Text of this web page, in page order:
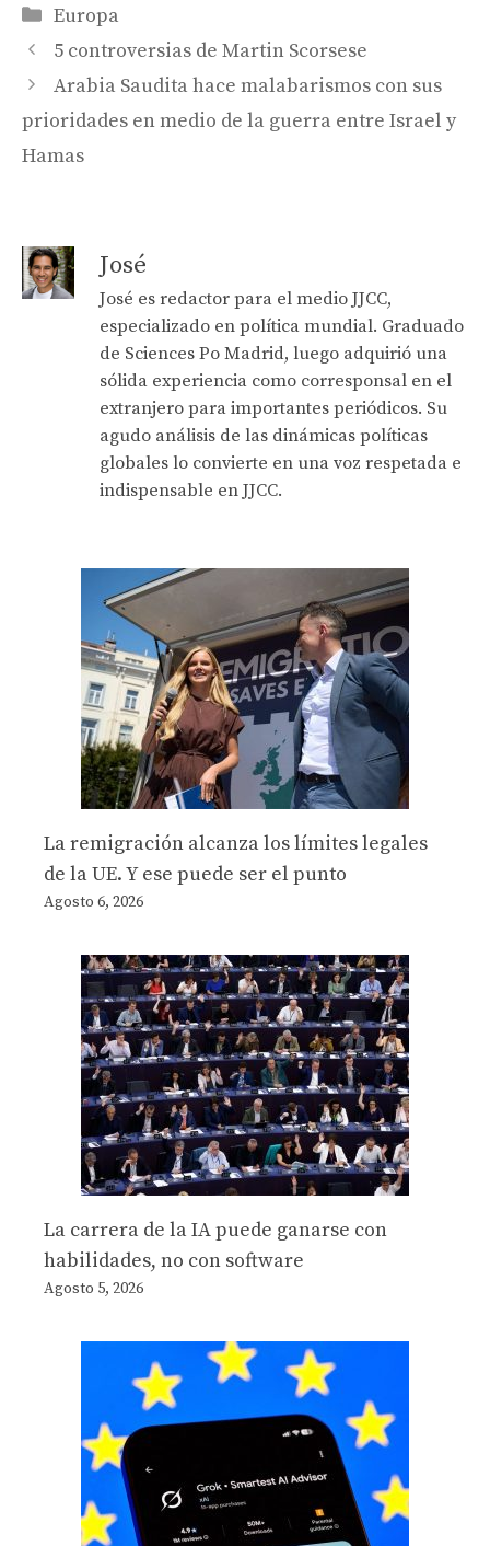
Categories
Europa
5 controversias de Martin Scorsese
Arabia Saudita hace malabarismos con sus
prioridades en medio de la guerra entre Israel y
Hamas
José
José es redactor para el medio JJCC,
especializado en política mundial. Graduado
de Sciences Po Madrid, luego adquirió una
sólida experiencia como corresponsal en el
extranjero para importantes periódicos. Su
agudo análisis de las dinámicas políticas
globales lo convierte en una voz respetada e
indispensable en JJCC.
La remigración alcanza los límites legales
de la UE. Y ese puede ser el punto
Agosto 6, 2026
La carrera de la IA puede ganarse con
habilidades, no con software
Agosto 5, 2026